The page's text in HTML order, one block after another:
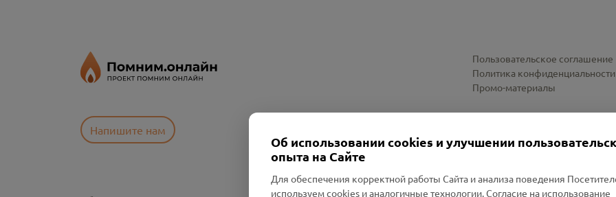
Напишите нам
Пользовательское соглашение
Политика конфиденциальности
Промо-материалы
Об использовании cookies и улучшении
опыта на Сайте
Для обеспечения корректной работы Сайта и анализа поведения
используем cookies и аналогичные технологии. Согласие на использование